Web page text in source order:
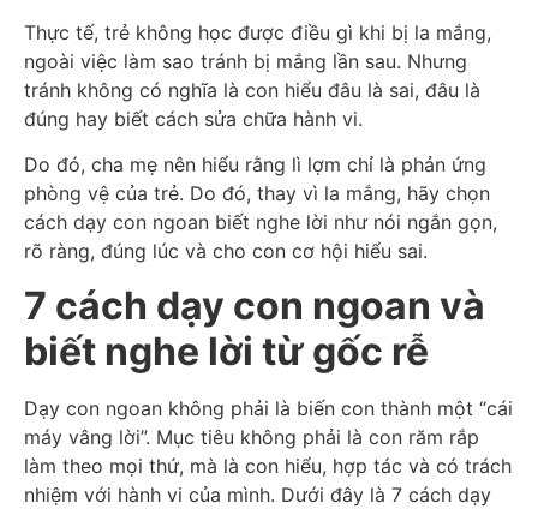
Thực tế, trẻ không học được điều gì khi bị la mắng,
ngoài việc làm sao tránh bị mắng lần sau. Nhưng
tránh không có nghĩa là con hiểu đâu là sai, đâu là
đúng hay biết cách sửa chữa hành vi.
Do đó, cha mẹ nên hiểu rằng lì lợm chỉ là phản ứng
phòng vệ của trẻ. Do đó, thay vì la mắng, hãy chọn
cách dạy con ngoan biết nghe lời như nói ngắn gọn,
rõ ràng, đúng lúc và cho con cơ hội hiểu sai.
7 cách dạy con ngoan và
biết nghe lời từ gốc rễ
Dạy con ngoan không phải là biến con thành một “cái
máy vâng lời”. Mục tiêu không phải là con răm rắp
làm theo mọi thứ, mà là con hiểu, hợp tác và có trách
nhiệm với hành vi của mình. Dưới đây là 7 cách dạy